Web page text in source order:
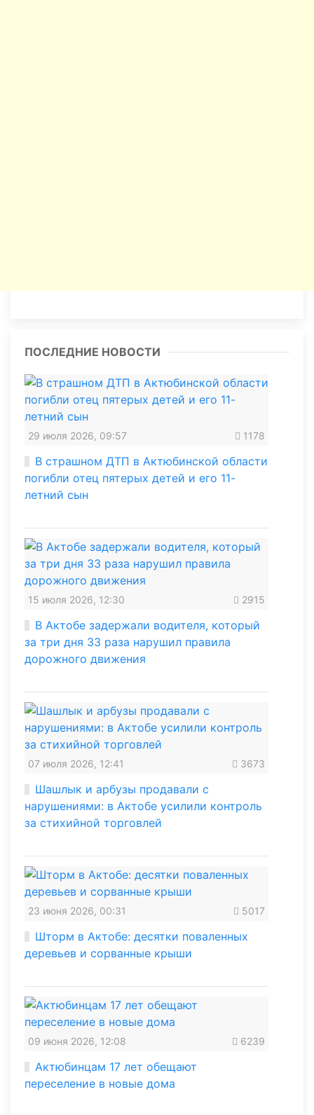
ПОСЛЕДНИЕ НОВОСТИ
29 июля 2026, 09:57 1178
В страшном ДТП в Актюбинской области
погибли отец пятерых детей и его 11-
летний сын
15 июля 2026, 12:30 2915
В Актобе задержали водителя, который
за три дня 33 раза нарушил правила
дорожного движения
07 июля 2026, 12:41 3673
Шашлык и арбузы продавали с
нарушениями: в Актобе усилили контроль
за стихийной торговлей
23 июня 2026, 00:31 5017
Шторм в Актобе: десятки поваленных
деревьев и сорванные крыши
09 июня 2026, 12:08 6239
Актюбинцам 17 лет обещают
переселение в новые дома